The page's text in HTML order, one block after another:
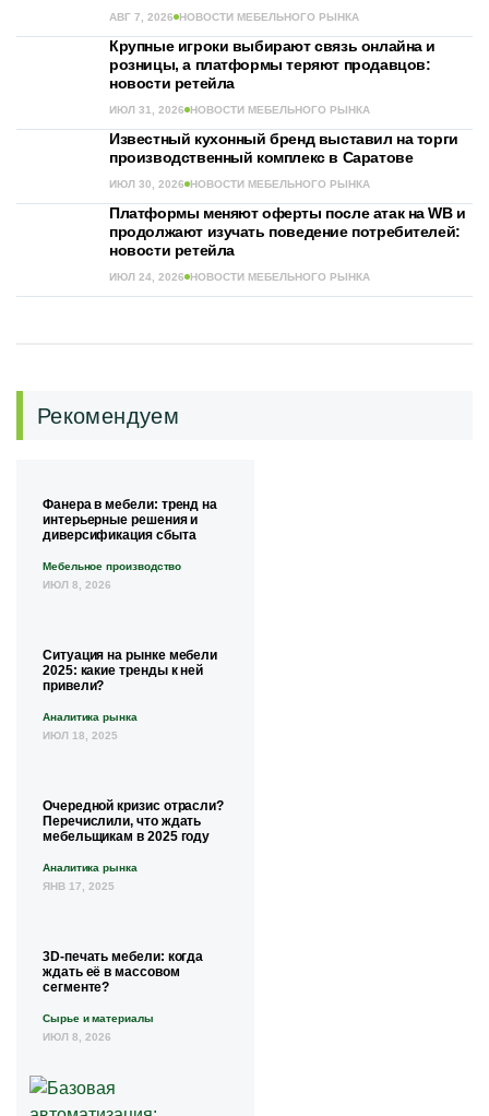
АВГ 7, 2026 НОВОСТИ МЕБЕЛЬНОГО РЫНКА
Крупные игроки выбирают связь онлайна и
розницы, а платформы теряют продавцов:
новости ретейла
ИЮЛ 31, 2026 НОВОСТИ МЕБЕЛЬНОГО РЫНКА
Известный кухонный бренд выставил на торги
производственный комплекс в Саратове
ИЮЛ 30, 2026 НОВОСТИ МЕБЕЛЬНОГО РЫНКА
Платформы меняют оферты после атак на WB и
продолжают изучать поведение потребителей:
новости ретейла
ИЮЛ 24, 2026 НОВОСТИ МЕБЕЛЬНОГО РЫНКА
Рекомендуем
Фанера в мебели: тренд на
интерьерные решения и
диверсификация сбыта
Мебельное производство
ИЮЛ 8, 2026
Ситуация на рынке мебели
2025: какие тренды к ней
привели?
Аналитика рынка
ИЮЛ 18, 2025
Очередной кризис отрасли?
Перечислили, что ждать
мебельщикам в 2025 году
Аналитика рынка
ЯНВ 17, 2025
3D-печать мебели: когда
ждать её в массовом
сегменте?
Сырье и материалы
ИЮЛ 8, 2026